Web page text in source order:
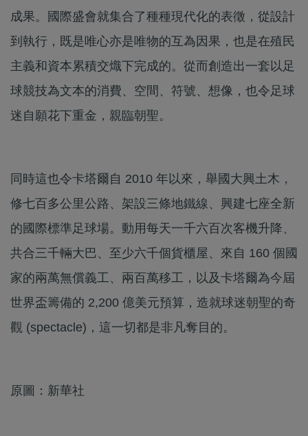
成果。國際盛會就集合了種種現代化的表徵，從設計
到執行，既是唯心亦是唯物的互為因果，也是在殖民
主義和資本累積交熾下完成的。從而創造出一套以足
球競技為文本的消費、空間、符號、想像，也令足球
迷自願花下重金，親臨朝聖。
同時這也令卡塔爾自 2010 年以來，舉國大興土木，
修七百多公里公路、架設三條地鐵線、興建七座全新
的國際標準足球場。動用每天一千六百次客機升降、
共合三千輛大巴、至少六千個貨櫃屋、來自 160 個國
家的兩萬無償義工、兩百萬移工，以及卡塔爾為今屆
世界盃籌備的 2,200 億美元預算，造就球迷朝聖的奇
觀 (spectacle)，這一切都是非凡奪目的。
原圖：新華社